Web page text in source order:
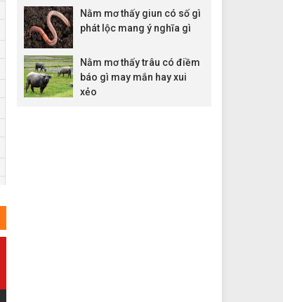
Nằm mơ thấy giun có số gì
phát lộc mang ý nghĩa gì
Nằm mơ thấy trâu có điềm
báo gì may mắn hay xui
xẻo